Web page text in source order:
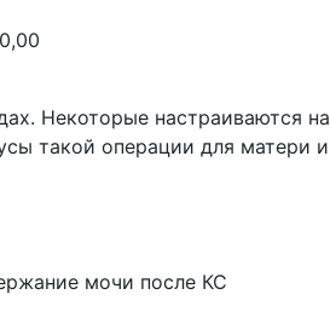
Некоторые настраиваются на
такой операции для матери и
мочи после КС